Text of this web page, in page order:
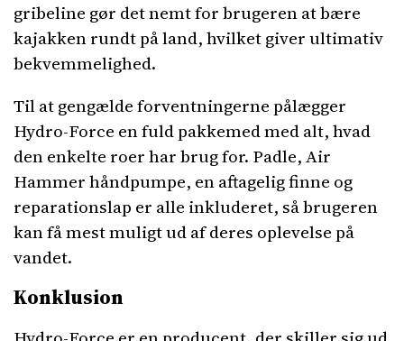
gribeline gør det nemt for brugeren at bære
kajakken rundt på land, hvilket giver ultimativ
bekvemmelighed.
Til at gengælde forventningerne pålægger
Hydro-Force en fuld pakkemed med alt, hvad
den enkelte roer har brug for. Padle, Air
Hammer håndpumpe, en aftagelig finne og
reparationslap er alle inkluderet, så brugeren
kan få mest muligt ud af deres oplevelse på
vandet.
Konklusion